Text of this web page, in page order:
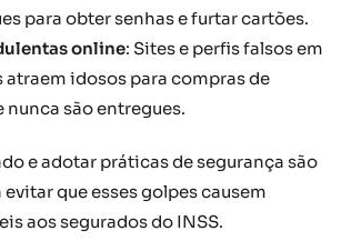
para obter senhas e furtar cartões.
online: Sites e perfis falsos em
atraem idosos para compras de
nunca são entregues.
e adotar práticas de segurança são
que esses golpes causem
aos segurados do INSS.